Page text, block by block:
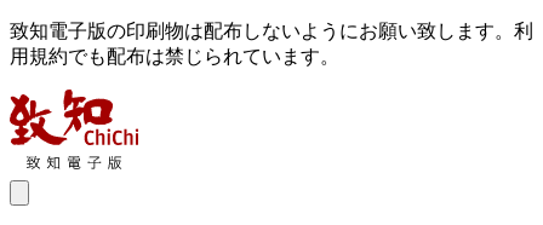
致知電子版の印刷物は配布しないようにお願い致します。利
用規約でも配布は禁じられています。